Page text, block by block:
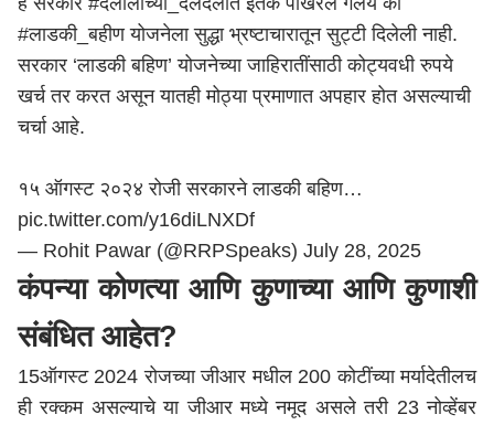
#लाडकी_बहीणयोजनेला सुद्धा भ्रष्टाचारातून सुट्टी दिलेली नाही.
सरकार ‘लाडकी बहिण’ योजनेच्या जाहिरातींसाठी कोट्यवधी रुपये
खर्च तर करत असून यातही मोठ्या प्रमाणात अपहार होत असल्याची
चर्चा आहे.
१५ ऑगस्ट २०२४ रोजी सरकारने लाडकी बहिण…
pic.twitter.com/y16diLNXDf
— Rohit Pawar (@RRPSpeaks) July 28, 2025
कंपन्या कोणत्या आणि कुणाच्या आणि कुणाशी
संबंधित आहेत?
15ऑगस्ट 2024 रोजच्या जीआर मधील 200 कोटींच्या मर्यादेतीलच
ही रक्कम असल्याचे या जीआर मध्ये नमूद असले तरी 23 नोव्हेंबर